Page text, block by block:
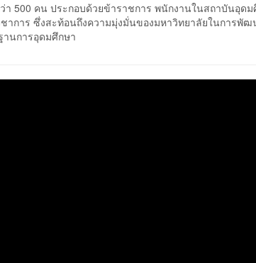
า 500 คน ประกอบด้วยข้าราชการ พนักงานในสถาบันอุด
การ ซึ่งสะท้อนถึงความมุ่งมั่นของมหาวิทยาลัยในการพัฒ
นการอุดมศึกษา